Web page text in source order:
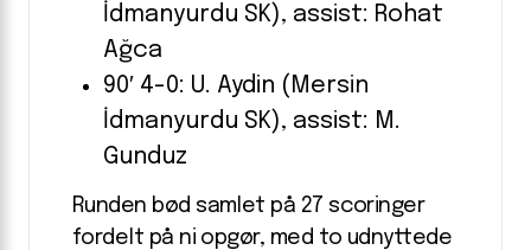
İdmanyurdu SK), assist: Rohat
Ağca
90′ 4-0: U. Aydin (Mersin
İdmanyurdu SK), assist: M.
Gunduz
Runden bød samlet på 27 scoringer
fordelt på ni opgør, med to udnyttede